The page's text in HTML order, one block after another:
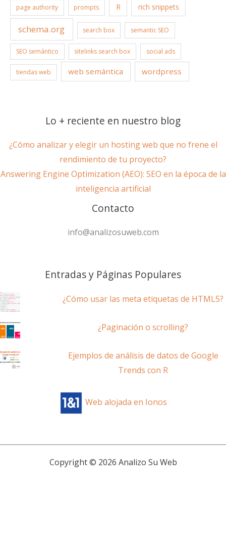
page authority prompts R rich snippets
schema.org search box semantic SEO
SEO semántico sitelinks search box social ads
tiendas web web semántica wordpress
Lo + reciente en nuestro blog
¿Cómo analizar y elegir un hosting web que no frene el
rendimiento de tu proyecto?
Answering Engine Optimization (AEO): SEO en la época de la
inteligencia artificial
Contacto
info@analizosuweb.com
Entradas y Páginas Populares
¿Cómo usar las meta etiquetas de HTML5?
¿Paginación o scrolling?
Ejemplos de análisis de datos de Google
Trends con R
Web alojada en Ionos
Copyright © 2026 Analizo Su Web